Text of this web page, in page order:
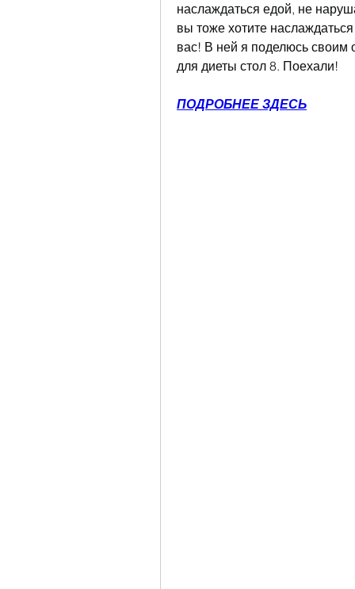
наслаждаться едой, не
вы тоже хотите
вас! В ней я поделюсь своим
для диеты стол 8. Поехали!
ПОДРОБНЕЕ ЗДЕСЬ